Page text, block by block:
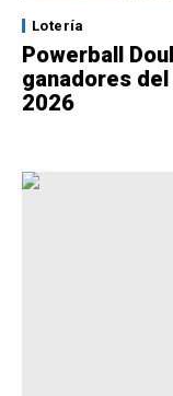
Lotería
Powerball
ganadores
2026